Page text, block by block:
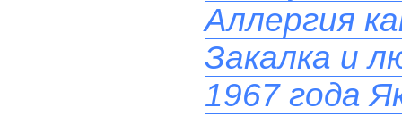
Аллергия
Закалка и
1967 года